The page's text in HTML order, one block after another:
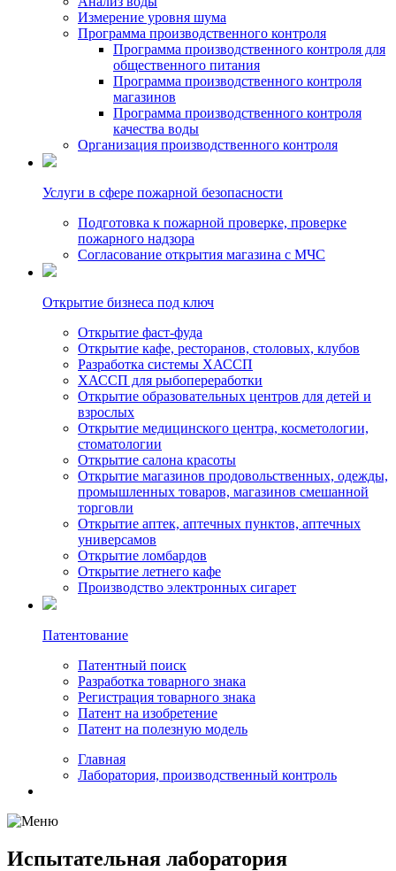
Измерение уровня шума
Программа производственного контроля
Программа производственного контроля для
общественного питания
Программа производственного контроля
магазинов
Программа производственного контроля
качества воды
Организация производственного контроля
Услуги в сфере пожарной безопасности
Подготовка к пожарной проверке, проверке
пожарного надзора
Согласование открытия магазина с МЧС
Открытие бизнеса под ключ
Открытие фаст-фуда
Открытие кафе, ресторанов, столовых, клубов
Разработка системы ХАССП
ХАССП для рыбопереработки
Открытие образовательных центров для детей и
взрослых
Открытие медицинского центрa, косметологии,
стоматологии
Открытие салона красоты
Открытие магазинов продовольственных, одежды,
промышленных товаров, магазинов смешанной
торговли
Открытие аптек, аптечных пунктов, аптечных
универсамов
Открытие ломбардов
Открытие летнего кафе
Производство электронных сигарет
Патентование
Патентный поиск
Разработка товарного знака
Регистрация товарного знака
Патент на изобретение
Патент на полезную модель
Главная
Лаборатория, производственный контроль
Испытательная лаборатория